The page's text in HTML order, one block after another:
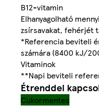
B12-vitamin
Elhanyagolható
zsírsavakat, fehérjét
*Referencia beviteli
számára (8400 kJ/
Vitaminok
**Napi beviteli
Étrenddel
Cukormentes